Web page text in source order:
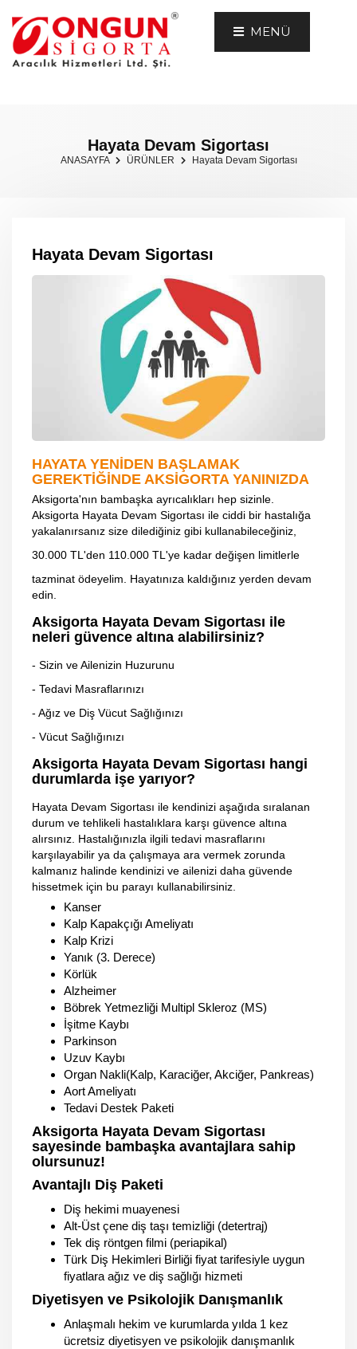
MENÜ
Hayata Devam Sigortası
ANASAYFA ÜRÜNLER Hayata Devam Sigortası
Hayata Devam Sigortası
HAYATA YENİDEN BAŞLAMAK
GEREKTİĞİNDE AKSİGORTA YANINIZDA
Aksigorta'nın bambaşka ayrıcalıkları hep sizinle.
Aksigorta Hayata Devam Sigortası ile ciddi bir hastalığa
yakalanırsanız size dilediğiniz gibi kullanabileceğiniz,
30.000 TL'den 110.000 TL'ye kadar değişen limitlerle
tazminat ödeyelim. Hayatınıza kaldığınız yerden devam
edin.
Aksigorta Hayata Devam Sigortası ile
neleri güvence altına alabilirsiniz?
- Sizin ve Ailenizin Huzurunu
- Tedavi Masraflarınızı
- Ağız ve Diş Vücut Sağlığınızı
- Vücut Sağlığınızı
Aksigorta Hayata Devam Sigortası hangi
durumlarda işe yarıyor?
Hayata Devam Sigortası ile kendinizi aşağıda sıralanan
durum ve tehlikeli hastalıklara karşı güvence altına
alırsınız. Hastalığınızla ilgili tedavi masraflarını
karşılayabilir ya da çalışmaya ara vermek zorunda
kalmanız halinde kendinizi ve ailenizi daha güvende
hissetmek için bu parayı kullanabilirsiniz.
Kanser
Kalp Kapakçığı Ameliyatı
Kalp Krizi
Yanık (3. Derece)
Körlük
Alzheimer
Böbrek Yetmezliği Multipl Skleroz (MS)
İşitme Kaybı
Parkinson
Uzuv Kaybı
Organ Nakli(Kalp, Karaciğer, Akciğer, Pankreas)
Aort Ameliyatı
Tedavi Destek Paketi
Aksigorta Hayata Devam Sigortası
sayesinde bambaşka avantajlara sahip
olursunuz!
Avantajlı Diş Paketi
Diş hekimi muayenesi
Alt-Üst çene diş taşı temizliği (detertraj)
Tek diş röntgen filmi (periapikal)
Türk Diş Hekimleri Birliği fiyat tarifesiyle uygun
fiyatlara ağız ve diş sağlığı hizmeti
Diyetisyen ve Psikolojik Danışmanlık
Anlaşmalı hekim ve kurumlarda yılda 1 kez
ücretsiz diyetisyen ve psikolojik danışmanlık